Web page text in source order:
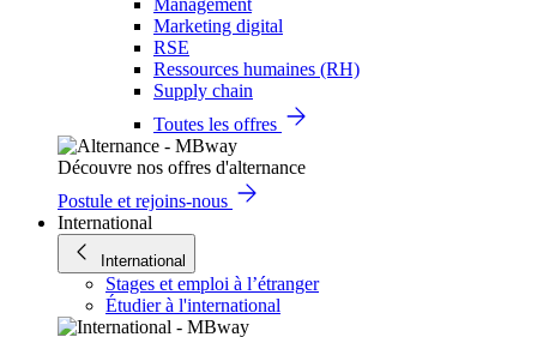
Management
Marketing digital
RSE
Ressources humaines (RH)
Supply chain
Toutes les offres
Découvre nos offres d'alternance
Postule et rejoins-nous
International
International
Stages et emploi à l’étranger
Étudier à l'international